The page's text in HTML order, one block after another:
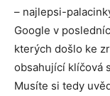
– najlepsi-
Google v
kterých došlo ke
obsahující klíčová
Musíte si tedy